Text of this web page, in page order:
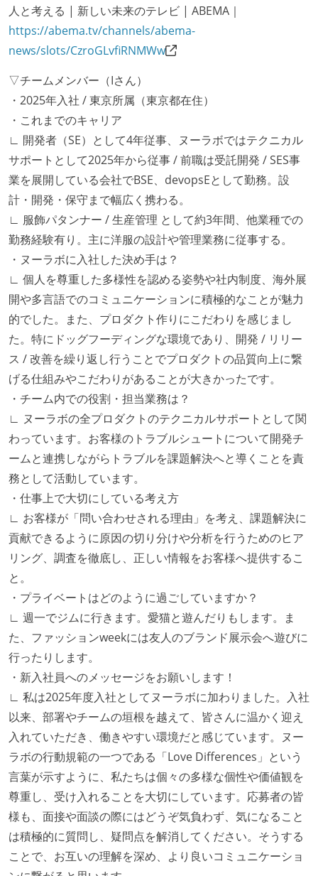
人と考える | 新しい未来のテレビ | ABEMA｜
https://abema.tv/channels/abema-
news/slots/CzroGLvfiRNMWw
▽チームメンバー（Iさん）
・2025年入社 / 東京所属（東京都在住）
・これまでのキャリア
∟ 開発者（SE）として4年従事、ヌーラボではテクニカル
サポートとして2025年から従事 / 前職は受託開発 / SES事
業を展開している会社でBSE、devopsEとして勤務。設
計・開発・保守まで幅広く携わる。
∟ 服飾パタンナー / 生産管理 として約3年間、他業種での
勤務経験有り。主に洋服の設計や管理業務に従事する。
・ヌーラボに入社した決め手は？
∟ 個人を尊重した多様性を認める姿勢や社内制度、海外展
開や多言語でのコミュニケーションに積極的なことが魅力
的でした。また、プロダクト作りにこだわりを感じまし
た。特にドッグフーディングな環境であり、開発 / リリー
ス / 改善を繰り返し行うことでプロダクトの品質向上に繋
げる仕組みやこだわりがあることが大きかったです。
・チーム内での役割・担当業務は？
∟ ヌーラボの全プロダクトのテクニカルサポートとして関
わっています。お客様のトラブルシュートについて開発チ
ームと連携しながらトラブルを課題解決へと導くことを責
務として活動しています。
・仕事上で大切にしている考え方
∟ お客様が「問い合わせされる理由」を考え、課題解決に
貢献できるように原因の切り分けや分析を行うためのヒア
リング、調査を徹底し、正しい情報をお客様へ提供するこ
と。
・プライベートはどのように過ごしていますか？
∟ 週一でジムに行きます。愛猫と遊んだりもします。ま
た、ファッションweekには友人のブランド展示会へ遊びに
行ったりします。
・新入社員へのメッセージをお願いします！
∟ 私は2025年度入社としてヌーラボに加わりました。入社
以来、部署やチームの垣根を越えて、皆さんに温かく迎え
入れていただき、働きやすい環境だと感じています。ヌー
ラボの行動規範の一つである「Love Differences」という
言葉が示すように、私たちは個々の多様な個性や価値観を
尊重し、受け入れることを大切にしています。応募者の皆
様も、面接や面談の際にはどうぞ気負わず、気になること
は積極的に質問し、疑問点を解消してください。そうする
ことで、お互いの理解を深め、より良いコミュニケーショ